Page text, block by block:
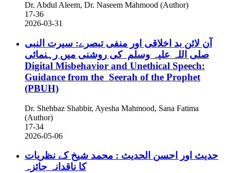
Dr. Abdul Aleem, Dr. Naseem Mahmood (Author)
17-36
2026-03-31
آن لائن بد اخلاقی اور منفی تبصرے: سیرت النبی
صلی اللہ علیہ وسلم کی روشنی میں رہنمائی
Digital Misbehavior and Unethical Speech:
Guidance from the Seerah of the Prophet
(PBUH)
Dr. Shehbaz Shabbir, Ayesha Mahmood, Sana Fatima
(Author)
17-34
2026-05-06
حدیث اور احسن الحدیث : محمد شیخ کے نظریات
کا ناقدانہ جائزہ